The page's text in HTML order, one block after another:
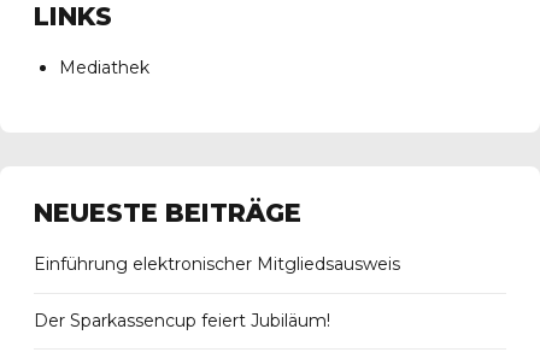
LINKS
Mediathek
NEUESTE BEITRÄGE
Einführung elektronischer Mitgliedsausweis
Der Sparkassencup feiert Jubiläum!